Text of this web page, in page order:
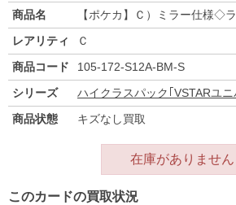
商品名
【ポケカ】Ｃ）ミラー仕様◇
レアリティ
Ｃ
商品コード
105-172-S12A-BM-S
シリーズ
ハイクラスパック｢VSTARユニ
商品状態
キズなし買取
在庫がありません
このカードの買取状況